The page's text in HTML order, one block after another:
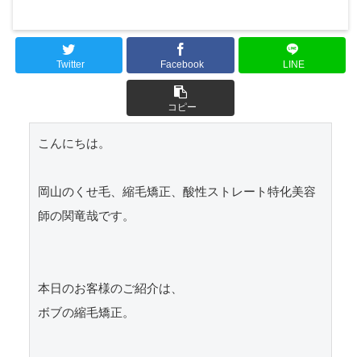
Twitter Facebook LINE
コピー
こんにちは。
岡山のくせ毛、縮毛矯正、酸性ストレート特化美容
師の関竜哉です。
本日のお客様のご紹介は、
ボブの縮毛矯正。